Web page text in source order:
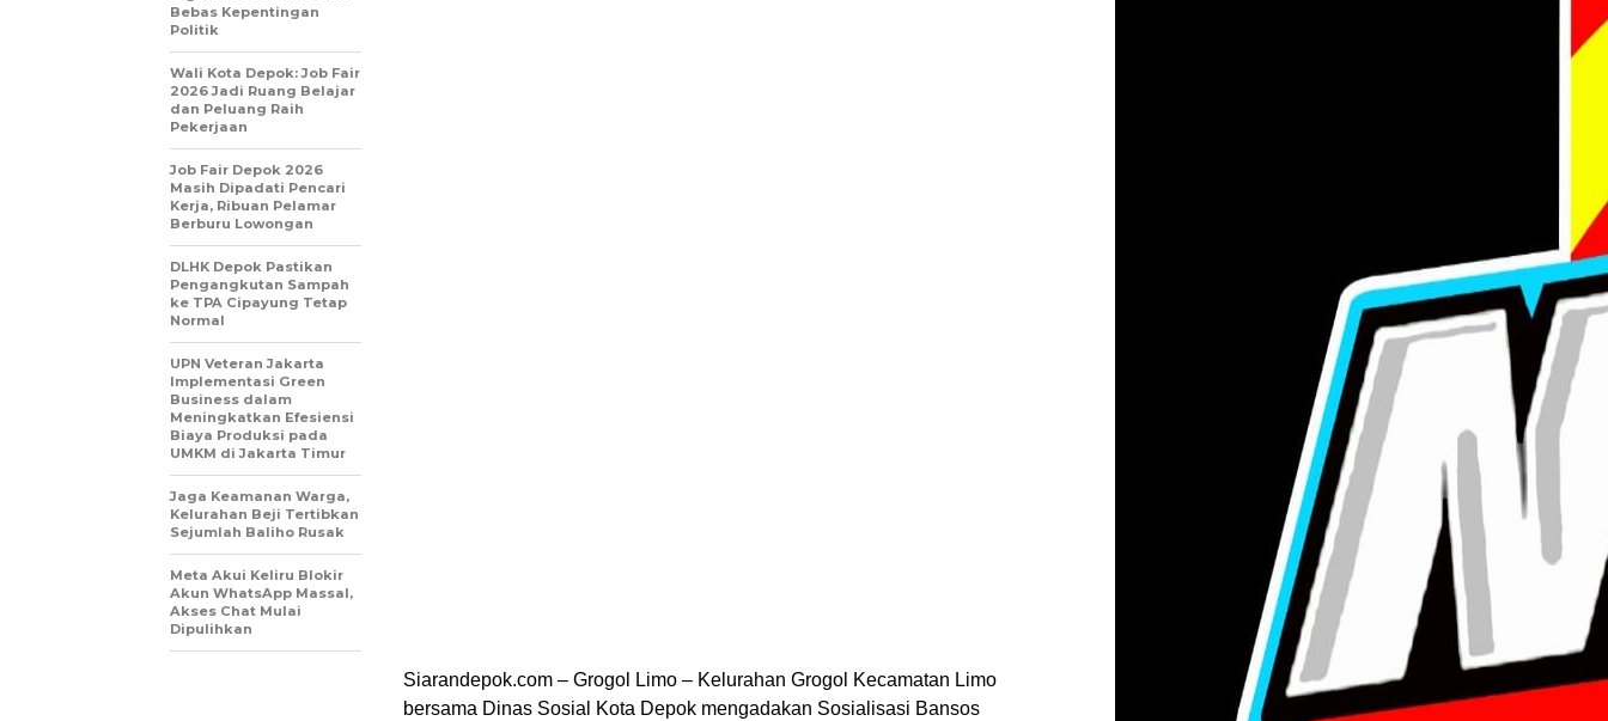
Siarandepok.com – Grogol Limo – Kelurahan Grogol Kecamatan Limo
bersama Dinas Sosial Kota Depok mengadakan Sosialisasi Bansos
Bebas Kepentingan
Politik
Wali Kota Depok: Job Fair
2026 Jadi Ruang Belajar
dan Peluang Raih
Pekerjaan
Job Fair Depok 2026
Masih Dipadati Pencari
Kerja, Ribuan Pelamar
Berburu Lowongan
DLHK Depok Pastikan
Pengangkutan Sampah
ke TPA Cipayung Tetap
Normal
UPN Veteran Jakarta
Implementasi Green
Business dalam
Meningkatkan Efesiensi
Biaya Produksi pada
UMKM di Jakarta Timur
Jaga Keamanan Warga,
Kelurahan Beji Tertibkan
Sejumlah Baliho Rusak
Meta Akui Keliru Blokir
Akun WhatsApp Massal,
Akses Chat Mulai
Dipulihkan